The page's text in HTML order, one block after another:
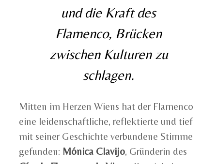
und die Kraft des
Flamenco, Brücken
zwischen Kulturen zu
schlagen.
Mitten im Herzen Wiens hat der Flamenco
eine leidenschaftliche, reflektierte und tief
mit seiner Geschichte verbundene Stimme
gefunden: Mónica Clavijo, Gründerin des